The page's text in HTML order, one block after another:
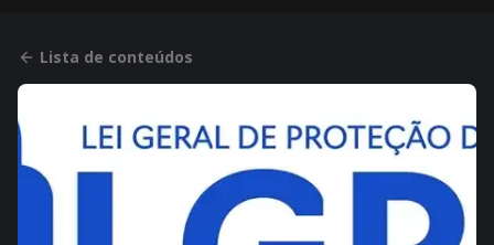
Lista de conteúdos